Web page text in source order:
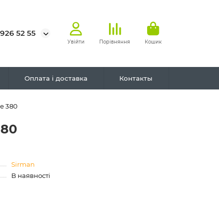
52 55
Увійти Порівняння Кошик
Оплата і доставка Контакты
380
Sirman
В наявності